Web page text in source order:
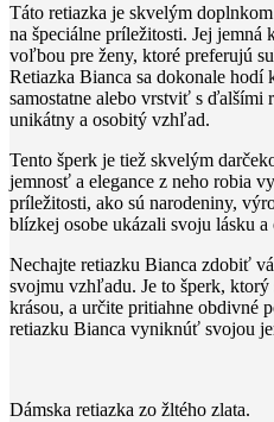
Táto retiazka je skvelým
na špeciálne príležitosti. Jej jemná
voľbou pre ženy, ktoré preferujú
Retiazka Bianca sa dokonale
samostatne alebo vrstviť s ďalšími
unikátny a osobitý vzhľad.
Tento šperk je tiež skvelým
jemnosť a elegance z neho robia
príležitosti, ako sú narodeniny,
blízkej osobe ukázali svoju lásku a
Nechajte retiazku Bianca zdobiť
svojmu vzhľadu. Je to šperk,
krásou, a určite pritiahne obdivné
retiazku Bianca vyniknúť svojou
Dámska retiazka zo žltého zlata.